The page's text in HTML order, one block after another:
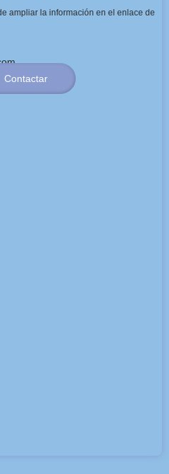
ampliar la información en el enlace de
Contactar